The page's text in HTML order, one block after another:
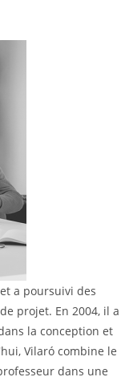
a poursuivi des
projet. En 2004, il a
la conception et
Vilaró combine le
dans une